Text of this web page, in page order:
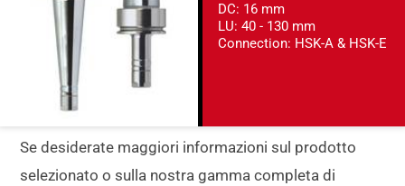
DC: 16 mm
LU: 40 - 130 mm
Connection: HSK-A & HSK-E
Se desiderate maggiori informazioni sul prodotto
selezionato o sulla nostra gamma completa di